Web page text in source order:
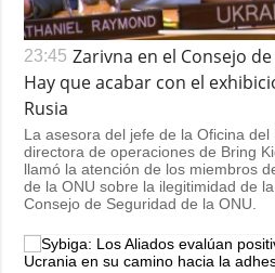
23:45 Zarivna en el Consejo
Hay que acabar con el
Rusia
La asesora del jefe de la Oficina
directora de operaciones de Bring
llamó la atención de los miembros
de la ONU sobre la ilegitimidad de
Consejo de Seguridad de la ONU.